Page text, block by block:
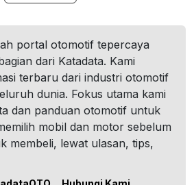
portal otomotif tepercaya
dari Katadata. Kami
terbaru dari industri otomotif
dunia. Fokus utama kami
dan panduan otomotif untuk
mobil dan motor sebelum
membeli, lewat ulasan, tips,